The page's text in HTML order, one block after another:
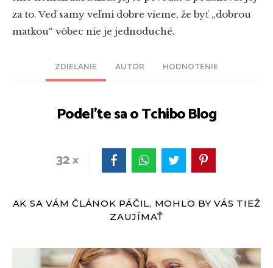
ZDIEĽANIE AUTOR HODNOTENIE
Podeľte sa o Tchibo Blog
32
za to. Veď samy veľmi dobre vieme, že byť „dobrou
matkou“ vôbec nie je jednoduché.
AK SA VÁM ČLÁNOK PÁČIL, MOHLO BY VÁS TIEŽ
ZAUJÍMAŤ